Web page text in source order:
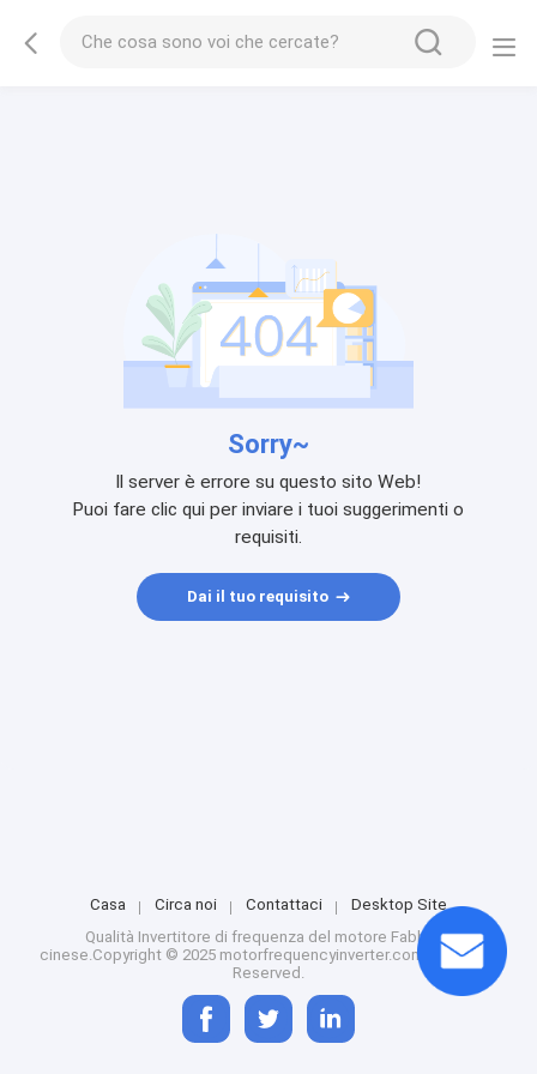
Sorry~
Il server è errore su questo sito Web!
Puoi fare clic qui per inviare i tuoi suggerimenti o
requisiti.
Dai il tuo requisito
Casa Circa noi Contattaci
Desktop Site
Qualità Invertitore di frequenza del motore Fabbrica
cinese.Copyright © 2025 motorfrequencyinverter.com. All Rights
Reserved.